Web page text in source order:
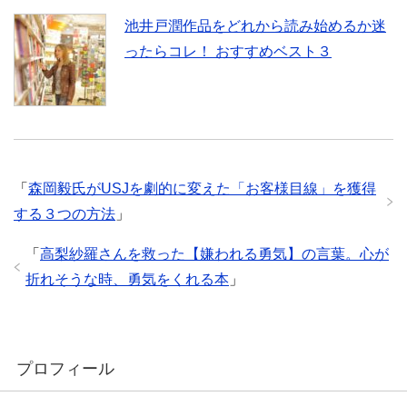
池井戸潤作品をどれから読み始めるか迷
ったらコレ！ おすすめベスト３
「 森岡毅氏がUSJを劇的に変えた「お客様目線」を獲得
する３つの方法 」
「 高梨紗羅さんを救った【嫌われる勇気】の言葉。心が
折れそうな時、勇気をくれる本 」
プロフィール